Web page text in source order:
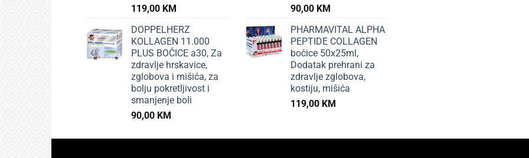
119,00 KM
DOPPELHERZ
KOLLAGEN 11.000
PLUS BOČICE a30, Za
zdravlje hrskavice,
zglobova i mišića, za
bolju pokretljivost i
smanjenje boli
90,00 KM
90,00 KM
PHARMAVITAL ALPHA
PEPTIDE COLLAGEN
bočice 50x25ml,
Dodatak prehrani za
zdravlje zglobova,
kostiju, mišića
119,00 KM